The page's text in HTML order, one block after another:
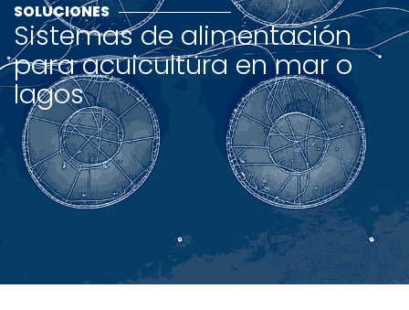
SOLUCIONES
Sistemas de alimentación
para acuicultura en mar o
lagos